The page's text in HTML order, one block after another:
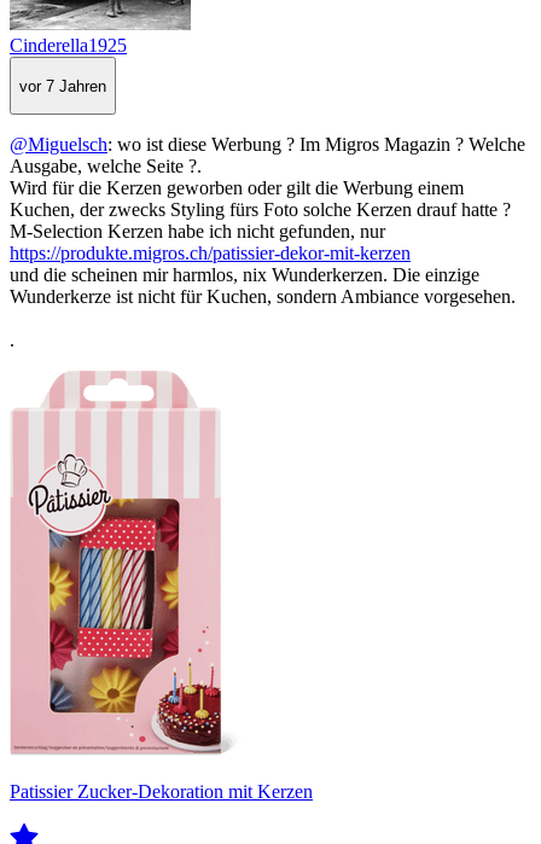
Cinderella1925
vor 7 Jahren
@Miguelsch: wo ist diese Werbung ? Im Migros Magazin ? Welche
Ausgabe, welche Seite ?.
Wird für die Kerzen geworben oder gilt die Werbung einem
Kuchen, der zwecks Styling fürs Foto solche Kerzen drauf hatte ?
M-Selection Kerzen habe ich nicht gefunden, nur
https://produkte.migros.ch/patissier-dekor-mit-kerzen
und die scheinen mir harmlos, nix Wunderkerzen. Die einzige
Wunderkerze ist nicht für Kuchen, sondern Ambiance vorgesehen.
.
Patissier Zucker-Dekoration mit Kerzen